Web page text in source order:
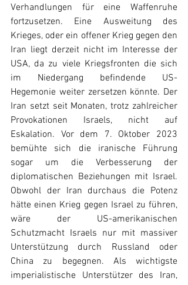
Verhandlungen für eine Waffenruhe
fortzusetzen. Eine Ausweitung des
Krieges, oder ein offener Krieg gegen den
Iran liegt derzeit nicht im Interesse der
USA, da zu viele Kriegsfronten die sich
im Niedergang befindende US-
Hegemonie weiter zersetzen könnte. Der
Iran setzt seit Monaten, trotz zahlreicher
Provokationen Israels, nicht auf
Eskalation. Vor dem 7. Oktober 2023
bemühte sich die iranische Führung
sogar um die Verbesserung der
diplomatischen Beziehungen mit Israel.
Obwohl der Iran durchaus die Potenz
hätte einen Krieg gegen Israel zu führen,
wäre der US-amerikanischen
Schutzmacht Israels nur mit massiver
Unterstützung durch Russland oder
China zu begegnen. Als wichtigste
imperialistische Unterstützer des Iran,